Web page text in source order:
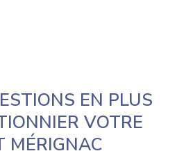
EN PLUS
VOTRE
MÉRIGNAC